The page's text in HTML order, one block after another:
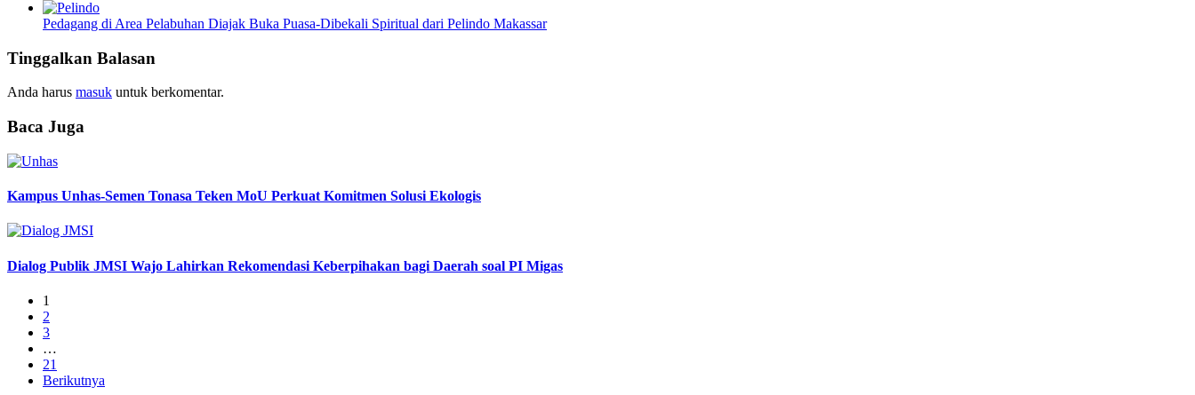
Pedagang di Area Pelabuhan Diajak Buka Puasa-Dibekali Spiritual dari Pelindo Makassar
Tinggalkan Balasan
Anda harus masuk untuk berkomentar.
Baca Juga
Kampus Unhas-Semen Tonasa Teken MoU Perkuat Komitmen Solusi Ekologis
Dialog Publik JMSI Wajo Lahirkan Rekomendasi Keberpihakan bagi Daerah soal PI Migas
1
2
3
…
21
Berikutnya